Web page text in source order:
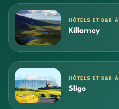
HÔTELS ET B&B À
Killarney
HÔTELS ET B&B À
Sligo